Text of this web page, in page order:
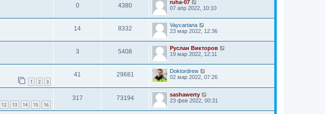
0 4380
ruha-07
07 апр 2022, 10:10
14 8332
Vaycartana
23 мар 2022, 12:36
3 5408
Руслан Викторов
19 мар 2022, 12:11
1 2 3
41 29681
Doktordrew
02 мар 2022, 07:26
12 13 14 15 16
317 73194
sashawerty
23 фев 2022, 00:31